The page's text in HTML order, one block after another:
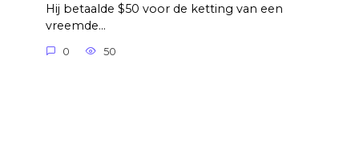
Hij betaalde $50 voor de ketting van een
vreemde…
0 50